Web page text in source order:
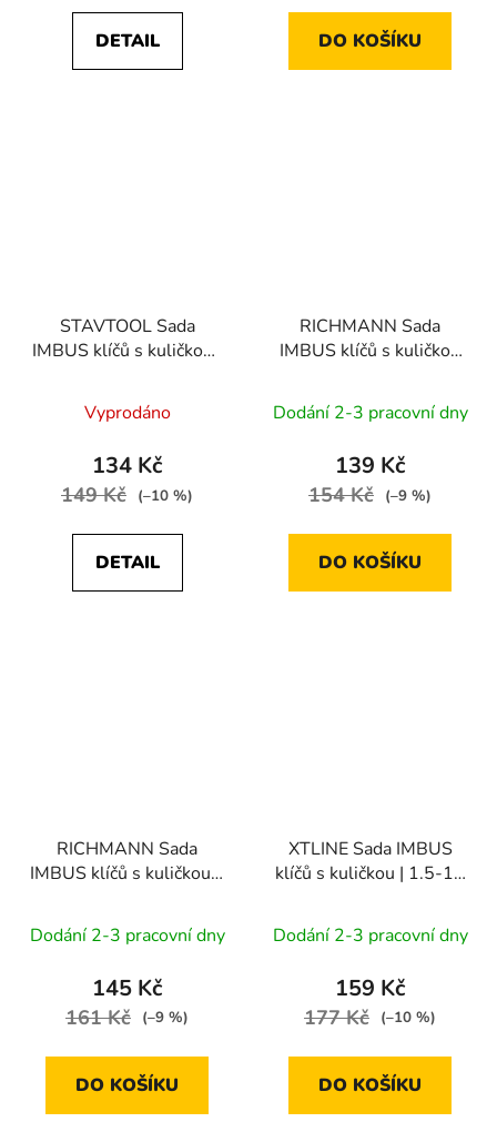
DETAIL DO KOŠÍKU
STAVTOOL Sada
IMBUS klíčů s kuličkou |
Vyprodáno
134 Kč
149 Kč (–10 %)
DETAIL
RICHMANN Sada
IMBUS klíčů s kuličkou
(P16614)
Dodání 2-3 pracovní dny
139 Kč
154 Kč (–9 %)
DO KOŠÍKU
RICHMANN Sada
IMBUS klíčů s kuličkou v
dílů | 1/16"-3/8
Dodání 2-3 pracovní dny
145 Kč
161 Kč (–9 %)
DO KOŠÍKU
XTLINE Sada IMBUS
klíčů s kuličkou | 1.5-10
Dodání 2-3 pracovní dny
159 Kč
177 Kč (–10 %)
DO KOŠÍKU